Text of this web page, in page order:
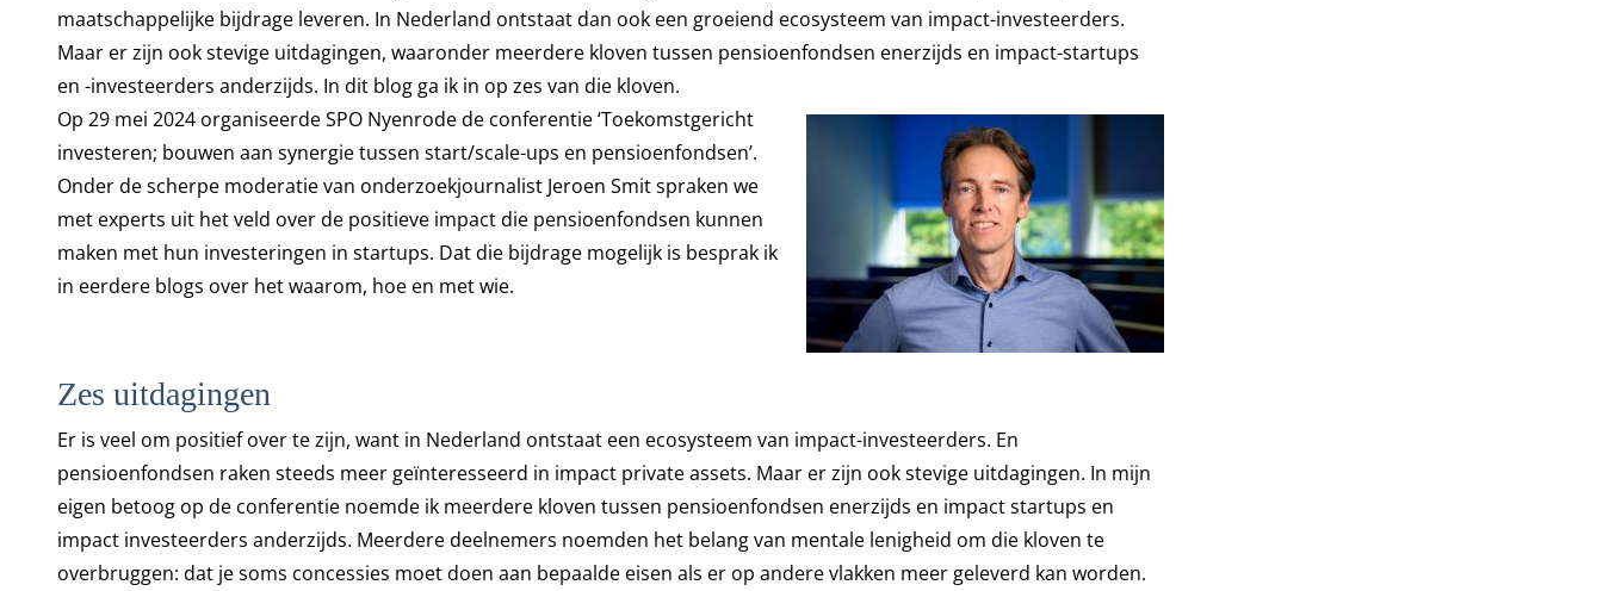
maatschappelijke bijdrage leveren. In Nederland ontstaat dan ook een groeiend ecosysteem van impact-investeerders.
Maar er zijn ook stevige uitdagingen, waaronder meerdere kloven tussen pensioenfondsen enerzijds en impact-startups
en -investeerders anderzijds. In dit blog ga ik in op zes van die kloven.
Op 29 mei 2024 organiseerde SPO Nyenrode de conferentie ‘Toekomstgericht
investeren; bouwen aan synergie tussen start/scale-ups en pensioenfondsen’.
Onder de scherpe moderatie van onderzoekjournalist Jeroen Smit spraken we
met experts uit het veld over de positieve impact die pensioenfondsen kunnen
maken met hun investeringen in startups. Dat die bijdrage mogelijk is besprak ik
in eerdere blogs over hetwaarom, hoeen met wie.
Zes uitdagingen
Er is veel om positief over te zijn, want in Nederland ontstaat een ecosysteem van impact-investeerders. En
pensioenfondsen raken steeds meer geïnteresseerd in impact private assets. Maar er zijn ook stevige uitdagingen. In mijn
eigen betoog op de conferentie noemde ik meerdere kloven tussen pensioenfondsen enerzijds en impact startups en
impact investeerders anderzijds. Meerdere deelnemers noemden het belang van mentale lenigheid om die kloven te
overbruggen: dat je soms concessies moet doen aan bepaalde eisen als er op andere vlakken meer geleverd kan worden.